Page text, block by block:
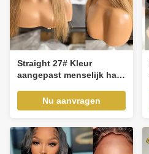
Straight 27# Kleur
aangepast menselijk haar
maagdelijke frontale
pruiken met knoppen
Nu aanvragen